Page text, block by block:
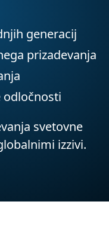
generacij
prizadevanja
odločnosti
svetovne
izzivi.